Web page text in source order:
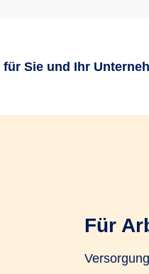
permitted to load due
the site with their CMP
für Sie und Ihr
Für